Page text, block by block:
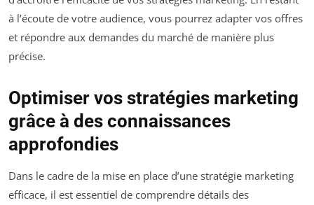
à l’écoute de votre audience, vous pourrez adapter vos offres
et répondre aux demandes du marché de manière plus
précise.
Optimiser vos stratégies marketing
grâce à des connaissances
approfondies
Dans le cadre de la mise en place d’une stratégie marketing
efficace, il est essentiel de comprendre détails des